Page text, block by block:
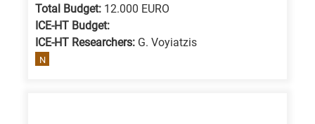
Total Budget: 12.000 EURO
ICE-HT Budget:
ICE-HT Researchers: G. Voyiatzis
N